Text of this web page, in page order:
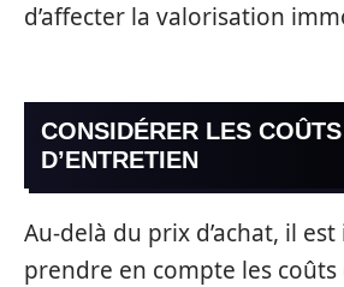
d’affecter la valorisation
CONSIDÉRER LES COÛTS
D’ENTRETIEN
Au-delà du prix d’achat, il
prendre en compte les coûts